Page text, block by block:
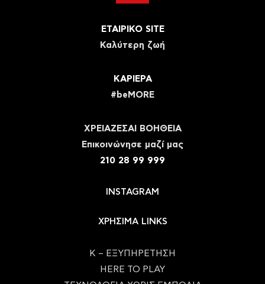
ΕΤΑΙΡΙΚΟ SITE
Καλύτερη ζωή
ΚΑΡΙΕΡΑ
#beMORE
ΧΡΕΙΑΖΕΣΑΙ ΒΟΗΘΕΙΑ
Eπικοινώνησε μαζί μας
210 28 99 999
INSTAGRAM
ΧΡΗΣΙΜΑ LINKS
Κ – ΕΞΥΠΗΡΕΤΗΣΗ
HERE TO PLAY